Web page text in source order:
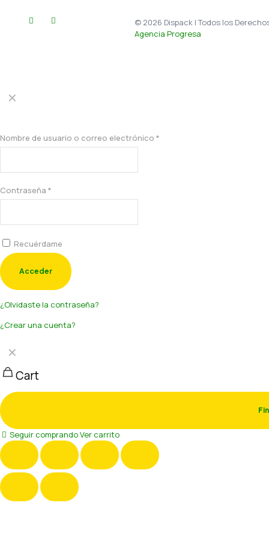
© 2026 Dispack | Todos los
Agencia Progresa
✕
Nombre de usuario o correo electrónico *
Contraseña *
Recuérdame
Acceder
¿Olvidaste la contraseña?
¿Crear una cuenta?
✕
Cart
Seguir comprandoVer carrito